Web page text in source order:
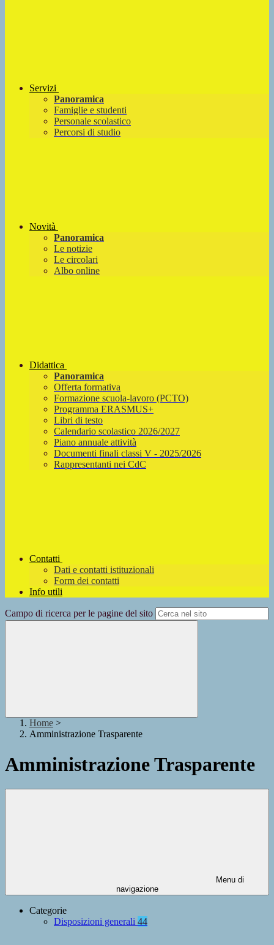
Servizi
Panoramica
Famiglie e studenti
Personale scolastico
Percorsi di studio
Novità
Panoramica
Le notizie
Le circolari
Albo online
Didattica
Panoramica
Offerta formativa
Formazione scuola-lavoro (PCTO)
Programma ERASMUS+
Libri di testo
Calendario scolastico 2026/2027
Piano annuale attività
Documenti finali classi V - 2025/2026
Rappresentanti nei CdC
Contatti
Dati e contatti istituzionali
Form dei contatti
Info utili
Campo di ricerca per le pagine del sito
Home >
Amministrazione Trasparente
Amministrazione Trasparente
Menu di
navigazione
Categorie
Disposizioni generali 44